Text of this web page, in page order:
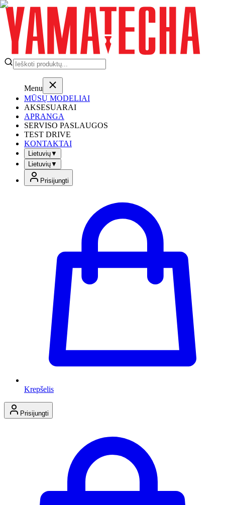
Menu
MŪSŲ MODELIAI
AKSESUARAI
APRANGA
SERVISO PASLAUGOS
TEST DRIVE
KONTAKTAI
Lietuvių▼
Lietuvių▼
Prisijungti
Krepšelis
Prisijungti